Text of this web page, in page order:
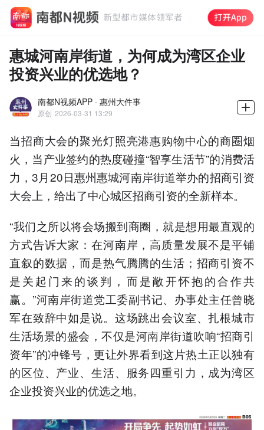
惠城河南岸街道，为何成为湾区企业
投资兴业的优选地？
南都N视频APP · 惠州大件事
原创 2026-03-31 13:29
当招商大会的聚光灯照亮港惠购物中心的商圈烟
火，当产业签约的热度碰撞“智享生活节”的消费活
力，3月20日惠州惠城河南岸街道举办的招商引资
大会上，给出了中心城区招商引资的全新样本。
“我们之所以将会场搬到商圈，就是想用最直观的
方式告诉大家：在河南岸，高质量发展不是平铺
直叙的数据，而是热气腾腾的生活；招商引资不
是关起门来的谈判，而是敞开怀抱的合作共
赢。”河南岸街道党工委副书记、办事处主任曾晓
军在致辞中如是说。这场跳出会议室、扎根城市
生活场景的盛会，不仅是河南岸街道吹响“招商引
资年”的冲锋号，更让外界看到这片热土正以独有
的区位、产业、生活、服务四重引力，成为湾区
企业投资兴业的优选之地。